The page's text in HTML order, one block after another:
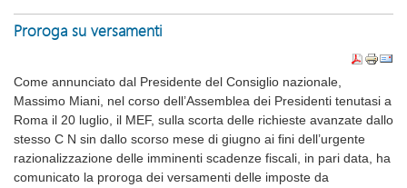
Proroga su versamenti
Come annunciato dal Presidente del Consiglio nazionale,
Massimo Miani, nel corso dell’Assemblea dei Presidenti tenutasi a
Roma il 20 luglio, il MEF, sulla scorta delle richieste avanzate dallo
stesso C N sin dallo scorso mese di giugno ai fini dell’urgente
razionalizzazione delle imminenti scadenze fiscali, in pari data, ha
comunicato la proroga dei versamenti delle imposte da